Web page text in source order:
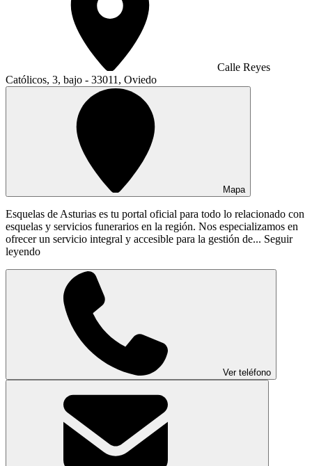
Calle Reyes
Católicos, 3, bajo - 33011, Oviedo
Mapa
Esquelas de Asturias es tu portal oficial para todo lo relacionado con
esquelas y servicios funerarios en la región. Nos especializamos en
ofrecer un servicio integral y accesible para la gestión de... Seguir
leyendo
Ver teléfono